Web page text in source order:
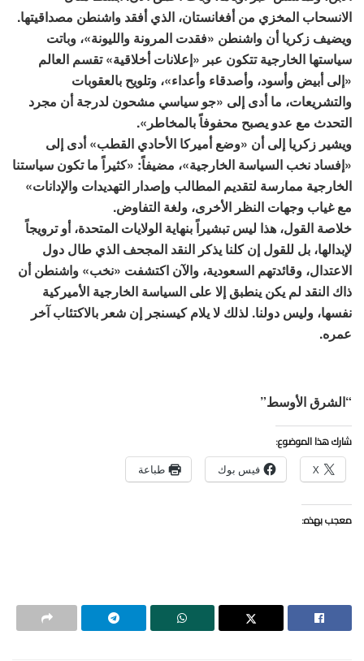
الانسحاب المخزي من أفغانستان، الذي أفقد واشنطن مصداقيتها.
ويضيف زكريا أن واشنطن «فقدت المرونة والليونة»، وباتت
سياستها الخارجية تتكون عبر «إعلانات أخلاقية» تقسم العالم
«إلى أبيض وأسود، وأصدقاء وأعداء»، وتلويح بالعقوبات
والتشريعات، ما أدى إلى «جو سياسي مشحون لدرجة أن مجرد
التحدث مع عدو يصبح محفوفاً بالمخاطر».
ويشير زكريا إلى أن «وضع أميركا الأحادي القطب» أدى إلى
«إفساد نخب السياسة الخارجية»، مضيفاً: «كثيراً ما تكون سياستنا
الخارجية ممارسة لتقديم المطالب وإصدار التهديدات والإدانات»
مع غياب وجهات النظر الأخرى، ولغة التفاوض.
خلاصة القول، هذا ليس تبشيراً بنهاية الولايات المتحدة، أو ترويجاً
لإبدالها، بل للقول إن كلنا يذكر النقد المجحف الذي طال دول
الاعتدال، وقائدتهم السعودية، والآن اكتشفت «نخب» واشنطن أن
ذاك النقد لم يكن ينطبق إلا على السياسة الخارجية الأميركية
نفسها، وليس دولنا. لذلك لا يلام كيسنجر إن شعر بالاكتئاب آخر
عمره.
“الشرق الأوسط”
شارك هذا الموضوع:
X فيس بوك طباعة
معجب بهذه: